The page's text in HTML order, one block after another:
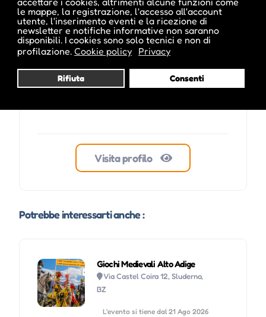
le mappe, la registrazione, l'accesso all'account
utente, l'inserimento eventi e la ricezione di
newsletter e notifiche informative non saranno
disponibili. I cookies sono solo tecnici e non di
profilazione. Cookie policy Privacy
Rifiuta Consenti
ale inside
Visita profilo
Potrebbe interessarti anche :
Giochi Medievali Alto Adige
Via Castel Coira 12, Sluderno,
BZ
L'evento si tiene dal 21 Ago 2026